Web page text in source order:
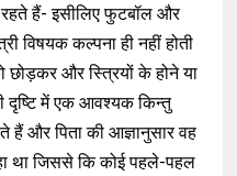
हैं- इसीलिए फुटबॉल और
विषयक कल्पना ही नहीं होती
छोड़कर और स्त्रियों के होने या
दृष्टि में एक आवश्यक किन्तु
हैं और पिता की आज्ञानुसार वह
था जिससे कि कोई पहले-पहल